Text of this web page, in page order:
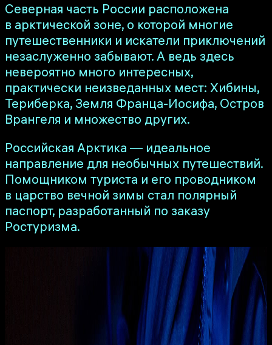
Северная часть России расположена
в арктической зоне, о которой многие
путешественники и искатели приключений
незаслуженно забывают. А ведь здесь
невероятно много интересных,
практически неизведанных мест: Хибины,
Териберка, Земля Франца-Иосифа, Остров
Врангеля и множество других.
Российская Арктика — идеальное
направление для необычных путешествий.
Помощником туриста и его проводником
в царство вечной зимы стал полярный
паспорт, разработанный по заказу
Ростуризма.